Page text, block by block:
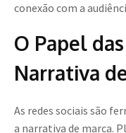
conexão com a
O Papel
Narrativa
As redes sociais são
a narrativa de marca.